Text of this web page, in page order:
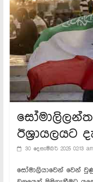
ඊශ්‍රායලයට
30 දෙසැම්බර් 2025 02:13
සෝමාලියාවෙන් වෙන්